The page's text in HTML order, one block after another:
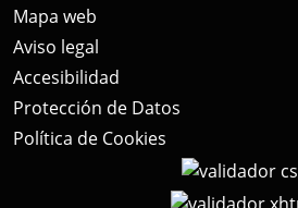
Mapa web
Aviso legal
Accesibilidad
Protección de Datos
Política de Cookies